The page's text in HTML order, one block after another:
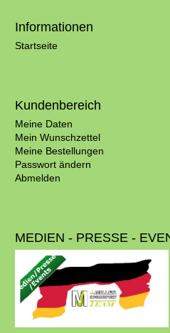
Informationen
Startseite
Kundenbereich
Meine Daten
Mein Wunschzettel
Meine Bestellungen
Passwort ändern
Abmelden
MEDIEN - PRESSE -